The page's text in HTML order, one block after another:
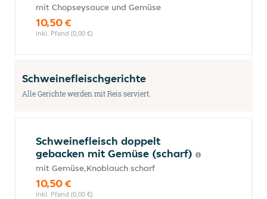
mit Chopseysauce und Gemüse
10,50 €
inkl. Pfand (0,00 €)
Schweinefleischgerichte
Alle Gerichte werden mit Reis serviert.
Schweinefleisch doppelt
gebacken mit Gemüse (scharf)
mit Gemüse,Knoblauch scharf
10,50 €
inkl. Pfand (0,00 €)